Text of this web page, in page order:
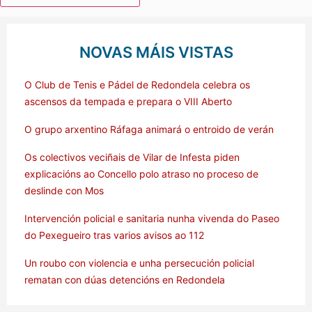
NOVAS MÁIS VISTAS
O Club de Tenis e Pádel de Redondela celebra os
ascensos da tempada e prepara o VIII Aberto
O grupo arxentino Ráfaga animará o entroido de verán
Os colectivos veciñais de Vilar de Infesta piden
explicacións ao Concello polo atraso no proceso de
deslinde con Mos
Intervención policial e sanitaria nunha vivenda do Paseo
do Pexegueiro tras varios avisos ao 112
Un roubo con violencia e unha persecución policial
rematan con dúas detencións en Redondela